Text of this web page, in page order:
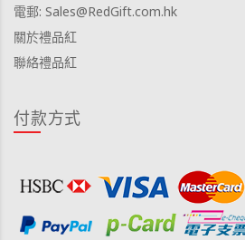
電郵: Sales@RedGift.com.hk
關於禮品紅
聯絡禮品紅
付款方式